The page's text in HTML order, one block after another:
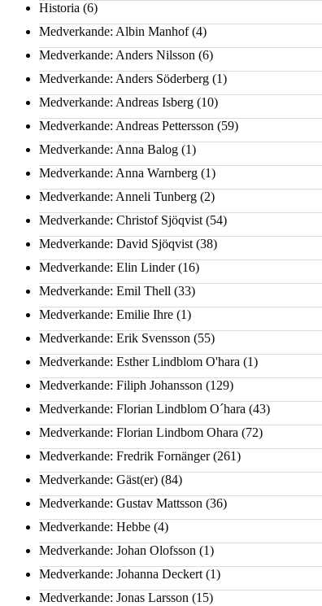
Historia (6)
Medverkande: Albin Manhof(4)
Medverkande: Anders Nilsson (6)
Medverkande: Anders Söderberg (1)
Medverkande: Andreas Isberg (10)
Medverkande: Andreas Pettersson (59)
Medverkande: Anna Balog (1)
Medverkande: Anna Warnberg (1)
Medverkande: Anneli Tunberg (2)
Medverkande: Christof Sjöqvist (54)
Medverkande: David Sjöqvist (38)
Medverkande: Elin Linder(16)
Medverkande: Emil Thell (33)
Medverkande: Emilie Ihre (1)
Medverkande: Erik Svensson (55)
Medverkande: Esther Lindblom O'hara (1)
Medverkande: Filiph Johansson (129)
Medverkande: Florian Lindblom O´hara (43)
Medverkande: Florian Lindbom Ohara (72)
Medverkande: Fredrik Fornänger(261)
Medverkande: Gäst(er) (84)
Medverkande: Gustav Mattsson (36)
Medverkande: Hebbe (4)
Medverkande: Johan Olofsson (1)
Medverkande: Johanna Deckert (1)
Medverkande: Jonas Larsson (15)